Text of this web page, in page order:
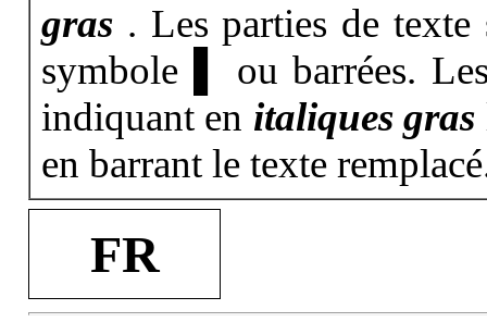
gras . Les parties de
symbole ▌ ou barrées.
indiquant en italiques gras
en barrant le texte
FR